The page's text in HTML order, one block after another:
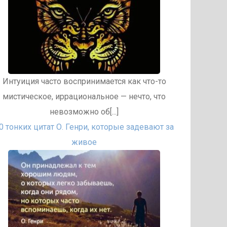
Интуиция часто воспринимается как что-то
мистическое, иррациональное — нечто, что
невозможно об[...]
тонких цитат О. Генри, которые задевают за
живое